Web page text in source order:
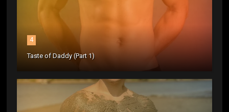
4
Taste of Daddy (Part 1)